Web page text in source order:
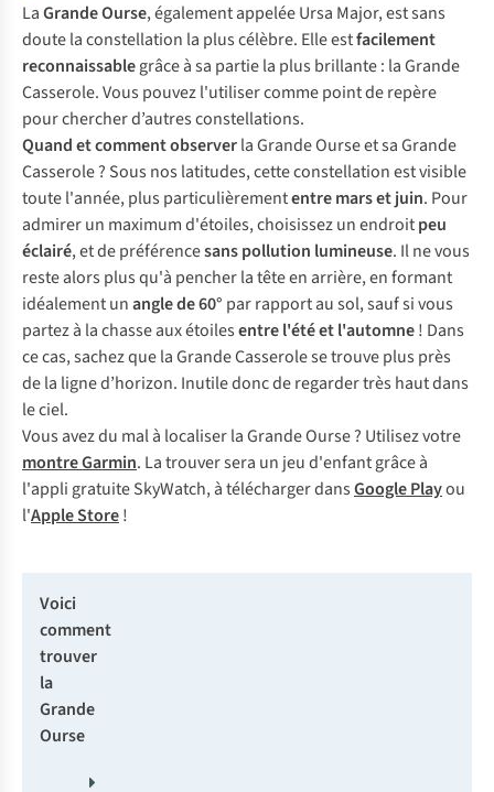
LaGrande Ourse, également appelée Ursa Major, est sans
doute la constellation la plus célèbre. Elle estfacilement
reconnaissablegrâce à sa partie la plus brillante : la Grande
Casserole. Vous pouvez l'utiliser comme point de repère
pour chercher d’autres constellations.
Quand et commentobserverla Grande Ourse et sa Grande
Casserole ? Sous nos latitudes, cette constellation est visible
toute l'année, plus particulièremententre mars et juin. Pour
admirer un maximum d'étoiles, choisissez un endroitpeu
éclairé, et de préférencesans pollution lumineuse. Il ne vous
reste alors plus qu'à pencher la tête en arrière, en formant
idéalement unangle de 60° par rapport au sol, sauf si vous
partez à la chasse aux étoilesentre l'été et l'automne! Dans
ce cas, sachez que la Grande Casserole se trouve plus près
de la ligne d’horizon. Inutile donc de regarder très haut dans
le ciel.
Vous avez du mal à localiser la Grande Ourse ? Utilisez votre
montre Garmin. La trouver sera un jeu d'enfant grâce à
l'appli gratuite SkyWatch, à télécharger dansGoogle Playou
l'Apple Store!
Voici
comment
trouver
la
Grande
Ourse